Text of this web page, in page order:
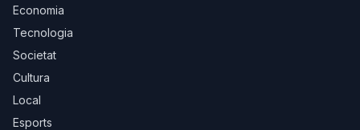
Economia
Tecnologia
Societat
Cultura
Local
Esports